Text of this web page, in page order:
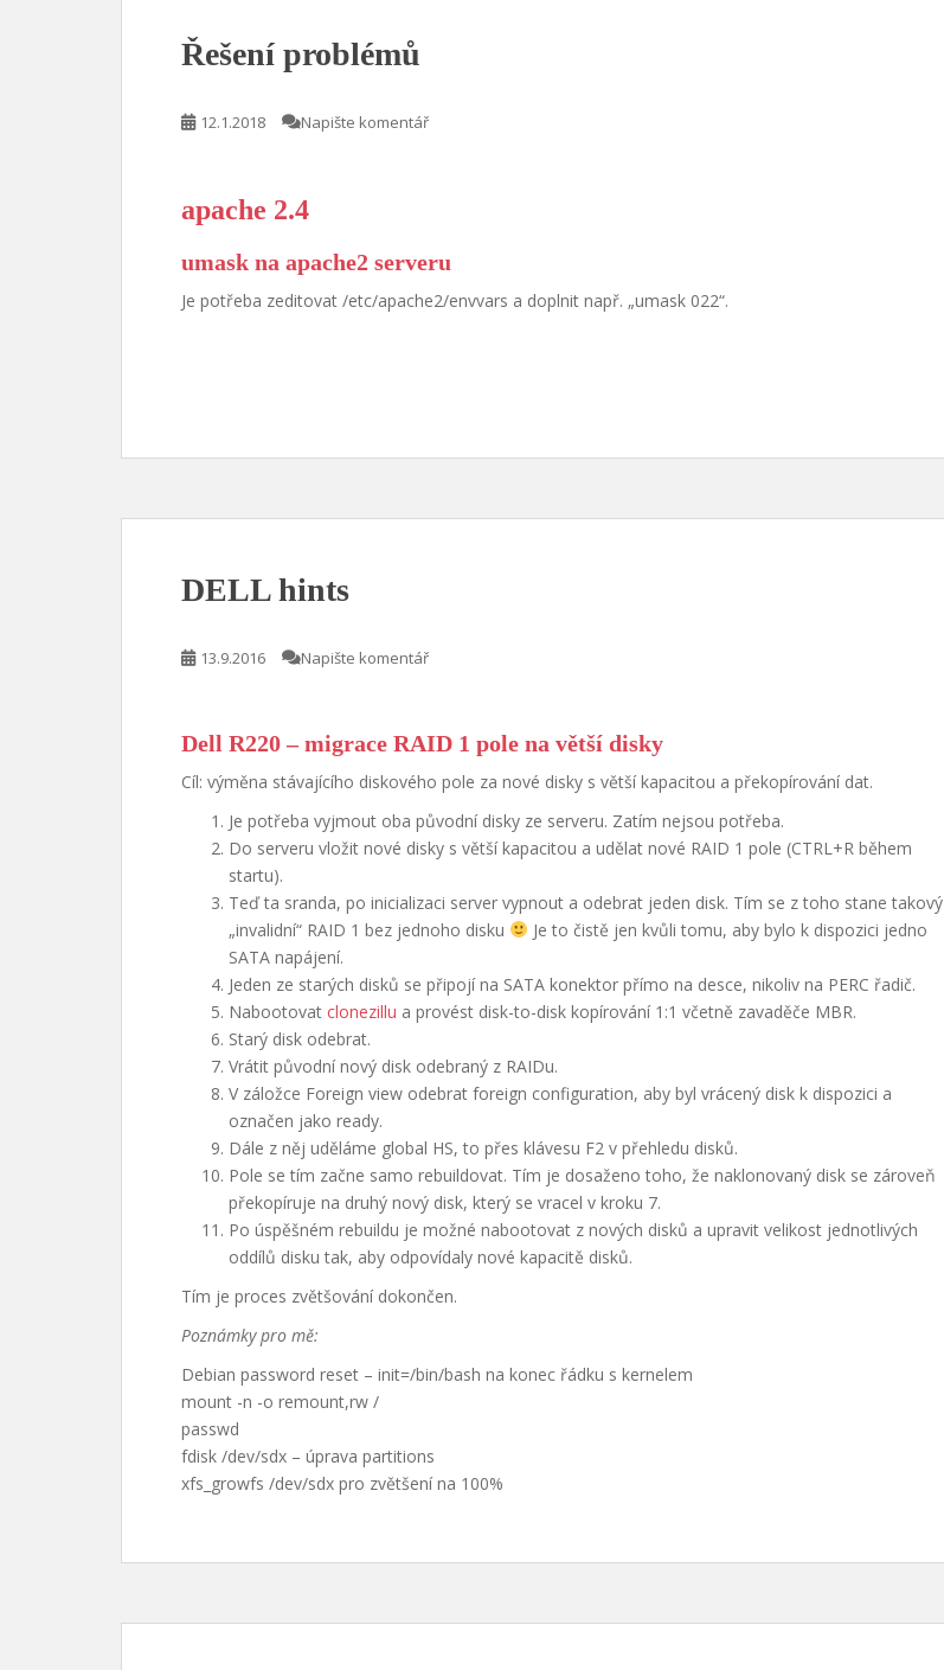
Řešení problémů
12.1.2018 Napište komentář
apache 2.4
umask na apache2 serveru
Je potřeba zeditovat /etc/apache2/envvars a doplnit např. „umask 022“.
DELL hints
13.9.2016 Napište komentář
Dell R220 – migrace RAID 1 pole na větší disky
Cíl: výměna stávajícího diskového pole za nové disky s větší kapacitou a překopírování dat.
Je potřeba vyjmout oba původní disky ze serveru. Zatím nejsou potřeba.
Do serveru vložit nové disky s větší kapacitou a udělat nové RAID 1 pole (CTRL+R během
startu).
Teď ta sranda, po inicializaci server vypnout a odebrat jeden disk. Tím se z toho stane takový
„invalidní“ RAID 1 bez jednoho disku
Je to čistě jen kvůli tomu, aby bylo k dispozici jedno
SATA napájení.
Jeden ze starých disků se připojí na SATA konektor přímo na desce, nikoliv na PERC řadič.
Nabootovat clonezillu a provést disk-to-disk kopírování 1:1 včetně zavaděče MBR.
Starý disk odebrat.
Vrátit původní nový disk odebraný z RAIDu.
V záložce Foreign view odebrat foreign configuration, aby byl vrácený disk k dispozici a
označen jako ready.
Dále z něj uděláme global HS, to přes klávesu F2 v přehledu disků.
Pole se tím začne samo rebuildovat. Tím je dosaženo toho, že naklonovaný disk se zároveň
překopíruje na druhý nový disk, který se vracel v kroku 7.
Po úspěšném rebuildu je možné nabootovat z nových disků a upravit velikost jednotlivých
oddílů disku tak, aby odpovídaly nové kapacitě disků.
Tím je proces zvětšování dokončen.
Poznámky pro mě:
Debian password reset – init=/bin/bash na konec řádku s kernelem
mount -n -o remount,rw /
passwd
fdisk /dev/sdx – úprava partitions
xfs_growfs /dev/sdx pro zvětšení na 100%